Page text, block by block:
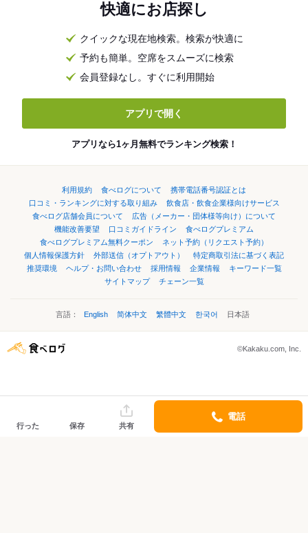
快適にお店探し
クイックな現在地検索。検索が快適に
予約も簡単。空席をスムーズに検索
会員登録なし。すぐに利用開始
アプリで開く
アプリなら1ヶ月無料でランキング検索！
利用規約 食べログについて
携帯電話番号認証とは
口コミ・ランキングに対する取り組み
飲食店・飲食企業様向けサービス
食べログ店舗会員について
広告（メーカー・団体様等向け）について
機能改善要望
口コミガイドライン
食べログプレミアム
食べログプレミアム無料クーポン
ネット予約（リクエスト予約）
個人情報保護方針
外部送信（オプトアウト）
特定商取引法に基づく表記
推奨環境
ヘルプ・お問い合わせ 採用情報 企業情報
キーワード一覧
サイトマップ
チェーン一覧
言語： English 简体中文 繁體中文 한국어 日本語
©Kakaku.com, Inc.
行った 保存 共有
電話